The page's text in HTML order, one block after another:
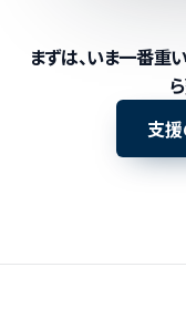
まずは、いま一番重い
支援